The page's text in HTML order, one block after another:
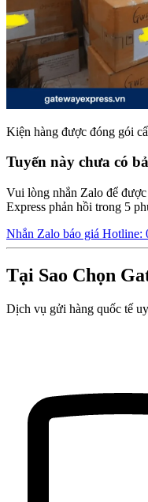
Kiện hàng được đóng gói
Tuyến này chưa có
Vui lòng nhắn Zalo để
Express phản hồi trong 5
Nhắn Zalo báo giá Hotline:
Tại Sao Chọn
Dịch vụ gửi hàng quốc tế